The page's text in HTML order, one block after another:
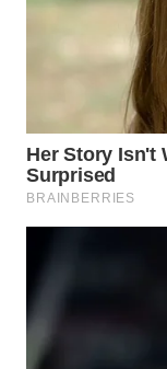
TANI
WAHANA
INFRASTRUKTUR
WAHANA